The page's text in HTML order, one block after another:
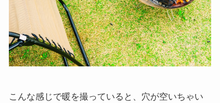
こんな感じで暖を撮っていると、穴が空いちゃい